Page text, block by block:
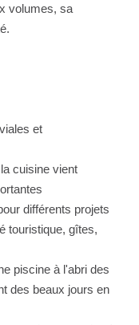
volumes, sa
et
cuisine vient
différents projets
touristique, gîtes,
piscine à l'abri des
des beaux jours en